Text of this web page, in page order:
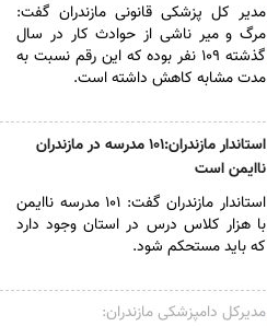
مدیر کل پزشکی قانونی مازندران گفت:
مرگ و میر ناشی از حوادث کار در سال
گذشته ۱۰۹ نفر بوده که این رقم نسبت به
مدت مشابه کاهش داشته است.
استاندار مازندران:۱۰۱ مدرسه در مازندران
ناایمن است
استاندار مازندران گفت: ۱۰۱ مدرسه ناایمن
با هزار کلاس درس در استان وجود دارد
که باید مستحکم شود.
مدیرکل دامپزشکی مازندران: